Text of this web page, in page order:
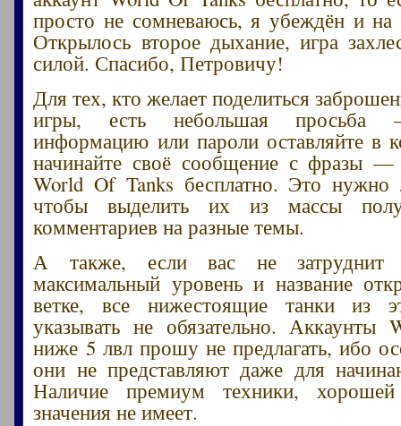
просто не сомневаюсь, я убеждён и на
Открылось второе дыхание, игра
силой. Спасибо, Петровичу!
Для тех, кто желает поделиться
игры, есть небольшая просьба
информацию или пароли оставляйте в
начинайте своё сообщение с фразы —
World Of Tanks бесплатно. Это нужно
чтобы выделить их из массы
комментариев на разные темы.
А также, если вас не затруднит
максимальный уровень и название
ветке, все нижестоящие танки из
указывать не обязательно. Аккаунты
ниже 5 лвл прошу не предлагать, ибо
они не представляют даже для
Наличие премиум техники, хорошей
значения не имеет.